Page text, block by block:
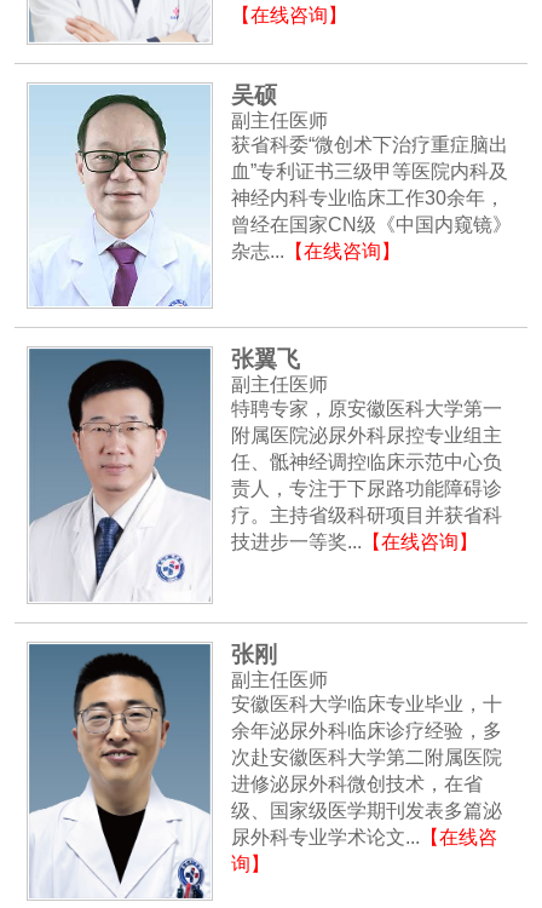
【在线咨询】
吴硕
副主任医师
获省科委“微创术下治疗重症脑出
血”专利证书三级甲等医院内科及
神经内科专业临床工作30余年，
曾经在国家CN级《中国内窥镜》
杂志... 【在线咨询】
张翼飞
副主任医师
特聘专家，原安徽医科大学第一
附属医院泌尿外科尿控专业组主
任、骶神经调控临床示范中心负
责人，专注于下尿路功能障碍诊
疗。主持省级科研项目并获省科
技进步一等奖... 【在线咨询】
张刚
副主任医师
安徽医科大学临床专业毕业，十
余年泌尿外科临床诊疗经验，多
次赴安徽医科大学第二附属医院
进修泌尿外科微创技术，在省
级、国家级医学期刊发表多篇泌
尿外科专业学术论文... 【在线咨
询】